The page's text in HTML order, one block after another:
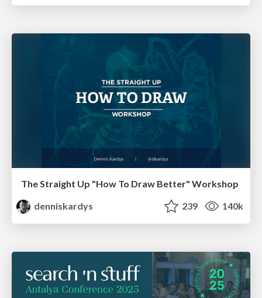
The Straight Up "How To Draw Better" Workshop
denniskardys
239 140k